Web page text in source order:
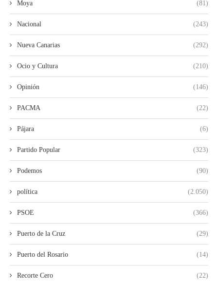
Moya (81)
Nacional (243)
Nueva Canarias (292)
Ocio y Cultura (210)
Opinión (146)
PACMA (22)
Pájara (6)
Partido Popular (323)
Podemos (90)
política (2.050)
PSOE (366)
Puerto de la Cruz (29)
Puerto del Rosario (14)
Recorte Cero (22)